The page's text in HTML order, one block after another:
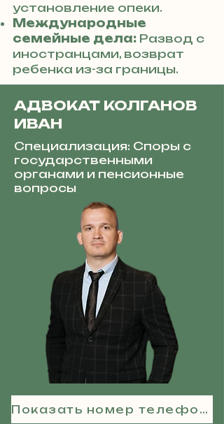
установление опеки.
Международные
семейные дела: Развод с
иностранцами, возврат
ребенка из-за границы.
АДВОКАТ КОЛГАНОВ
ИВАН
Специализация: Споры с
государственными
органами и пенсионные
вопросы
Показать номер телефона